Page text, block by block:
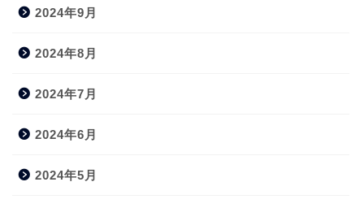
2024年9月
2024年8月
2024年7月
2024年6月
2024年5月